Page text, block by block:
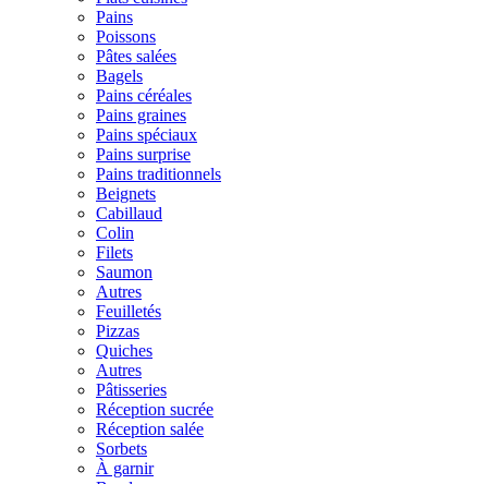
Pains
Poissons
Pâtes salées
Bagels
Pains céréales
Pains graines
Pains spéciaux
Pains surprise
Pains traditionnels
Beignets
Cabillaud
Colin
Filets
Saumon
Autres
Feuilletés
Pizzas
Quiches
Autres
Pâtisseries
Réception sucrée
Réception salée
Sorbets
À garnir